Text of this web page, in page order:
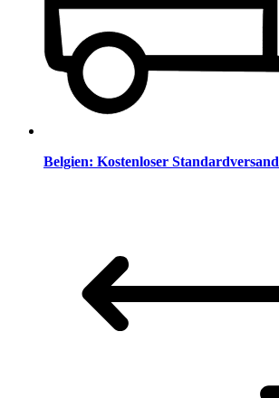
Belgien: Kostenloser Standardversand